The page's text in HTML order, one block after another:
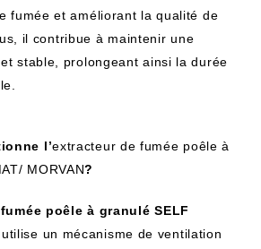
fumée et améliorant la qualité de
il contribue à maintenir une
stable, prolongeant ainsi la durée
l’extracteur de fumée poêle à
MORVAN?
poêle à granulé SELF
utilise un mécanisme de ventilation